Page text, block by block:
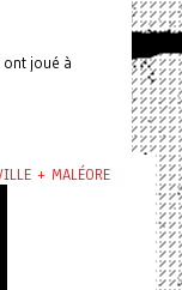
joué à
+ MALÉORE